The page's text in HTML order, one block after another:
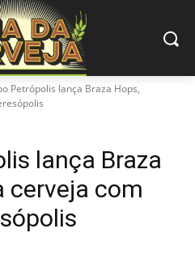
Petrópolis lança Braza Hops,
lança Braza
cerveja com